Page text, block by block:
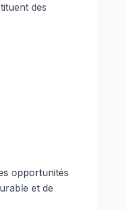
des
opportunités
et de